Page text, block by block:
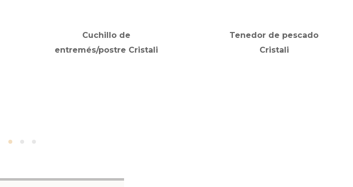
Cuchillo de
entremés/postre Cristali
Tenedor de pescado
Cristali